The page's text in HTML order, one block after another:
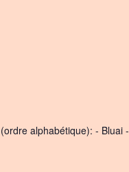
alphabétique): - Bluai -